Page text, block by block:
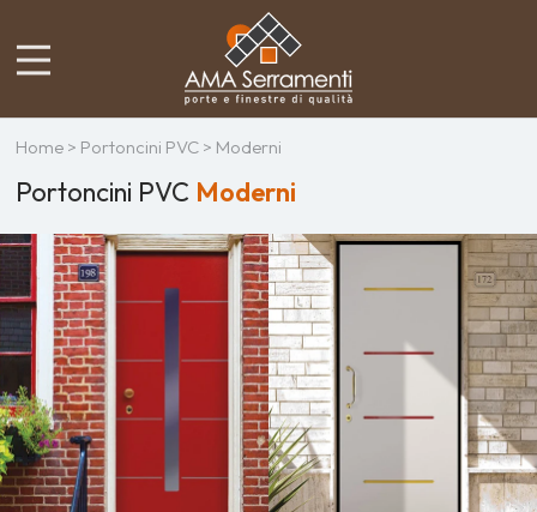
Home > Portoncini PVC > Moderni
Portoncini PVC Moderni